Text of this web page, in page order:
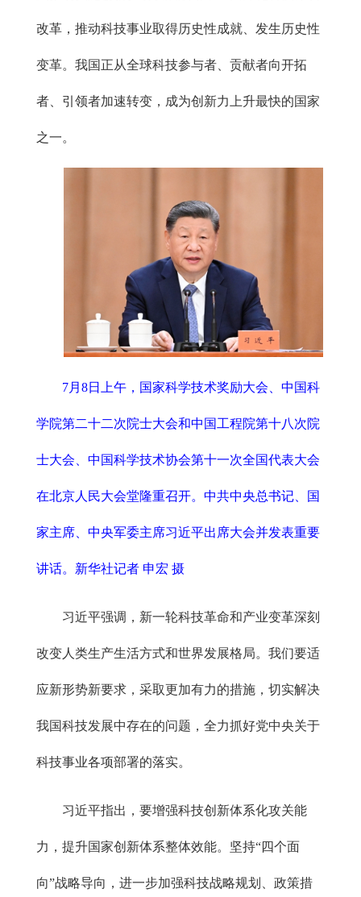
改革，推动科技事业取得历史性成就、发生历史性
变革。我国正从全球科技参与者、贡献者向开拓
者、引领者加速转变，成为创新力上升最快的国家
之一。
7月8日上午，国家科学技术奖励大会、中国科
学院第二十二次院士大会和中国工程院第十八次院
士大会、中国科学技术协会第十一次全国代表大会
在北京人民大会堂隆重召开。中共中央总书记、国
家主席、中央军委主席习近平出席大会并发表重要
讲话。新华社记者 申宏 摄
习近平强调，新一轮科技革命和产业变革深刻
改变人类生产生活方式和世界发展格局。我们要适
应新形势新要求，采取更加有力的措施，切实解决
我国科技发展中存在的问题，全力抓好党中央关于
科技事业各项部署的落实。
习近平指出，要增强科技创新体系化攻关能
力，提升国家创新体系整体效能。坚持“四个面
向”战略导向，进一步加强科技战略规划、政策措